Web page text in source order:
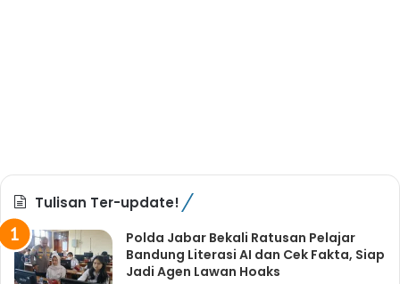
Tulisan Ter-update!
Polda Jabar Bekali Ratusan Pelajar
Bandung Literasi AI dan Cek Fakta, Siap
Jadi Agen Lawan Hoaks